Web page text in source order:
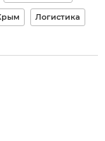
Логистика